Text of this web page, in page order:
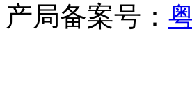
产局备案号：